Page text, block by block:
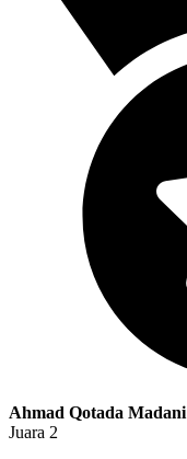
Ahmad Qotada Madani
Juara 2